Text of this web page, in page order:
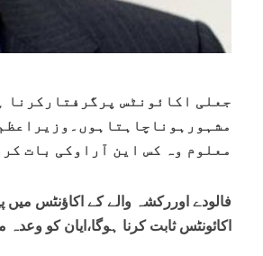
جعلی اکائونٹس پرگرفتارکرنا
معلوم وہ کس این آراوکی بات
فالودے اوررکشہ والے کے اکاؤنٹس
اکائونٹس ثابت کرنا ہوگا،ایان کو